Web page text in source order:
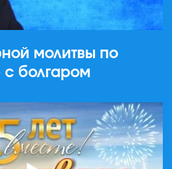
молитвы по
болгаром